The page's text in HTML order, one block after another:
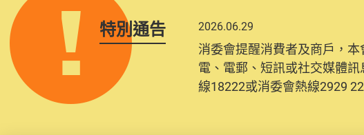
特別通告 2026.06.29
消委會提醒消費者及商戶，
電、電郵、短訊或社交媒體
線18222或消委會熱線2929